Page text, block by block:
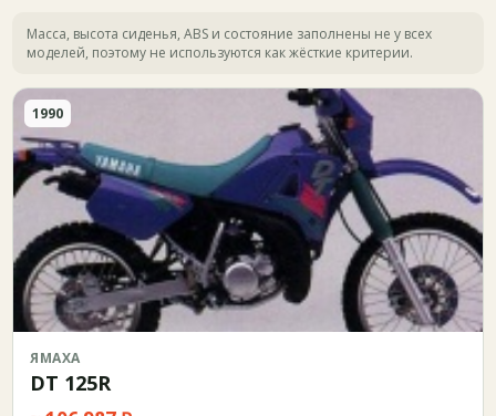
Масса, высота сиденья, ABS и состояние заполнены не у всех
моделей, поэтому не используются как жёсткие критерии.
1990
ЯМАХА
DT 125R